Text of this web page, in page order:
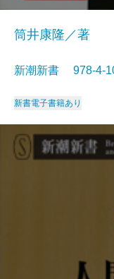
筒井康隆／著
新潮新書 978-4-
新書電子書籍あり